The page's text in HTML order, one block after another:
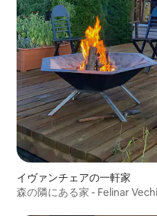
イヴァンチェアの一軒家
森の隣にある家 - Felinar Vechi